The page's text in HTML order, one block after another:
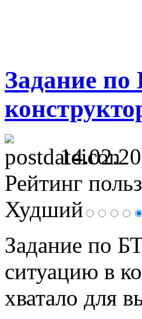
Задание
Рейтинг
Худший
Задание по
ситуацию в
хватало для